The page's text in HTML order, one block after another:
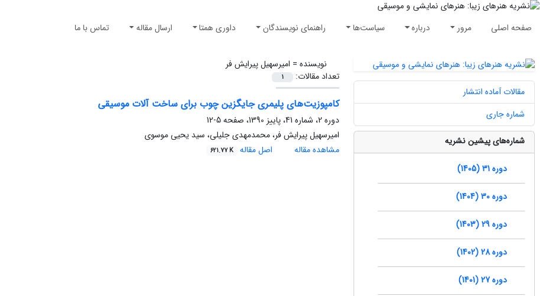
صفحه اصلی مرور درباره سیاست‌ها راهنمای نویسندگان داوری همتا ارسال مقاله تماس با ما
نویسنده = امیرسهیل پیرایش فر
تعداد مقالات:
1
کامپوزیت‌های پلیمری جایگزین چوب برای ساخت آلات موسیقی
دوره 2، شماره 41، پاییز 1390، صفحه
5-12
امیرسهیل پیرایش فر، محمدمهدی جلیلی، سید یحیی موسوی
مشاهده مقاله
اصل مقاله 621.77 K
مقالات آماده انتشار
شماره جاری
شماره‌های پیشین نشریه
دوره 31 (1405)
دوره 30 (1404)
دوره 29 (1403)
دوره 28 (1402)
دوره 27 (1401)